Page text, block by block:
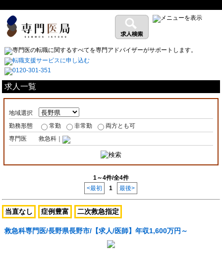
求人一覧
地域選択
勤務形態
常勤 非常勤
両方とも可
専門医
救急科｜
1～4件/全4件
<最初
1 最後>
当直なし 症例豊富 二次救急指定
救急科専門医/長野県長野市/【求人/医師】年収1,600万円～